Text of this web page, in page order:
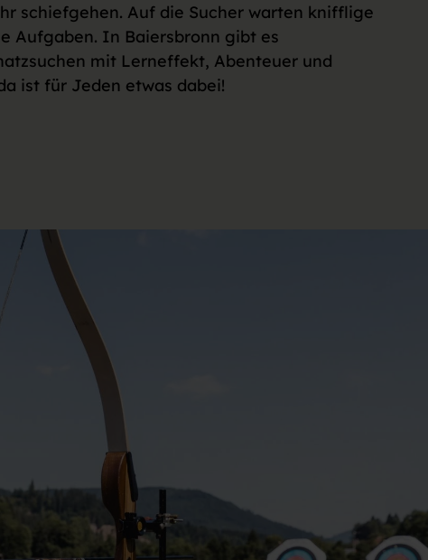
schiefgehen. Auf die Sucher warten knifflige
Aufgaben. In Baiersbronn gibt es
mit Lerneffekt, Abenteuer und
ist für Jeden etwas dabei!